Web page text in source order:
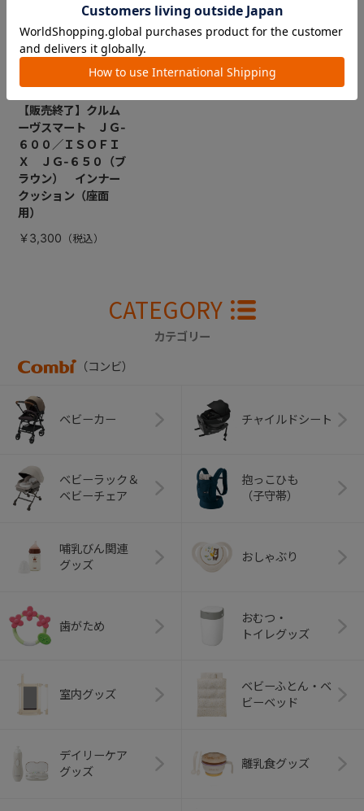
【販売終了】クルム
ーヴスマート ＪＧ-
６００／ＩＳＯＦＩ
Ｘ ＪＧ-６５０（ブ
ラウン） インナー
クッション（座面
用）
￥3,300
CATEGORY
カテゴリー
（コンビ）
ベビーカー チャイルドシート
ベビーラック＆
ベビーチェア
抱っこひも
（子守帯）
哺乳びん関連
グッズ
おしゃぶり
歯がため
おむつ・
トイレグッズ
室内グッズ
ベビーふとん・ベ
ビーベッド
デイリーケア
グッズ
離乳食グッズ